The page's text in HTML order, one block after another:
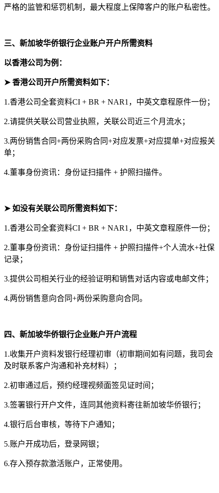
严格的监管和惩罚机制，最大程度上保障客户的账户私密性。
三、新加坡华侨银行企业账户开户所需资料
以香港公司为例：
➤ 香港公司开户所需资料如下：
1.香港公司全套资料CI + BR + NAR1，中英文章程原件一份；
2.请提供关联公司营业执照，关联公司近三个月流水；
3.两份销售合同+两份采购合同+对应发票+对应提单+对应报关
单；
4.董事身份资讯：身份证扫描件 + 护照扫描件。
➤ 如没有关联公司 所需资料如下：
1.香港公司全套资料CI + BR + NAR1，中英文章程原件一份；
2.董事身份资讯：身份证扫描件 + 护照扫描件+个人流水+社保
记录；
3.提供公司相关行业的经验证明和销售对话内容或电邮文件；
4.两份销售意向合同+两份采购意向合同。
四、新加坡华侨银行企业账户开户流程
1.收集开户资料发银行经理初审（初审期间如有问题，我司会
及时联系客户沟通和补充材料）；
2.初审通过后，预约经理视频面签见证时间；
3.签署银行开户文件，连同其他资料寄往新加坡华侨银行；
4.银行后台审核，等待下户通知；
5.账户开成功后，登录网银；
6.存入预存款激活账户，正常使用。